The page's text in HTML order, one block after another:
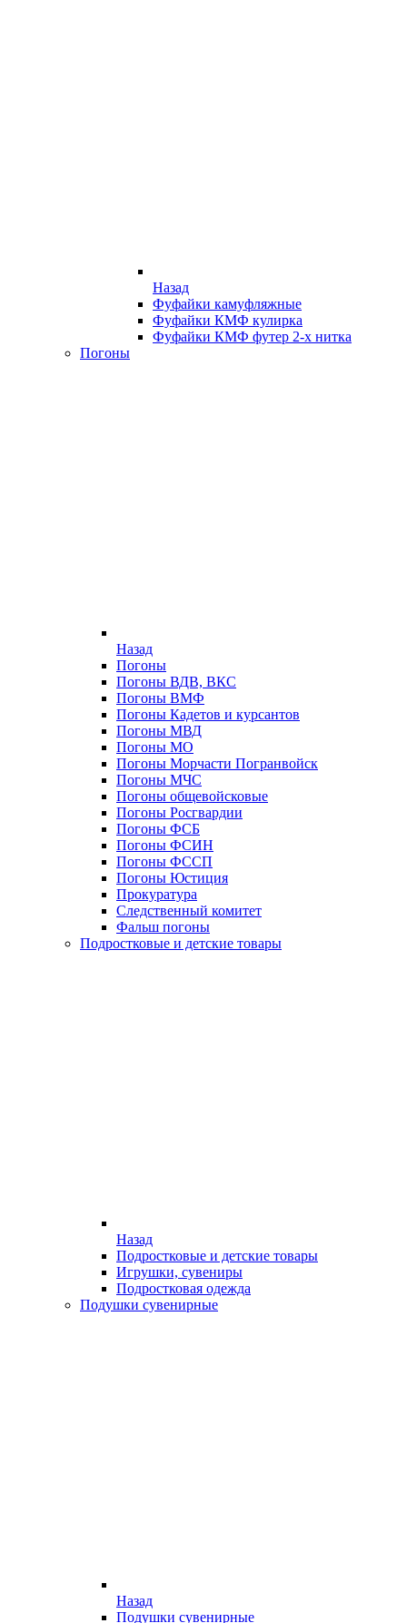
Назад
Фуфайки камуфляжные
Фуфайки КМФ кулирка
Фуфайки КМФ футер 2-х нитка
Погоны
Назад
Погоны
Погоны ВДВ, ВКС
Погоны ВМФ
Погоны Кадетов и курсантов
Погоны МВД
Погоны МО
Погоны Морчасти Погранвойск
Погоны МЧС
Погоны общевойсковые
Погоны Росгвардии
Погоны ФСБ
Погоны ФСИН
Погоны ФССП
Погоны Юстиция
Прокуратура
Следственный комитет
Фальш погоны
Подростковые и детские товары
Назад
Подростковые и детские товары
Игрушки, сувениры
Подростковая одежда
Подушки сувенирные
Назад
Подушки сувенирные